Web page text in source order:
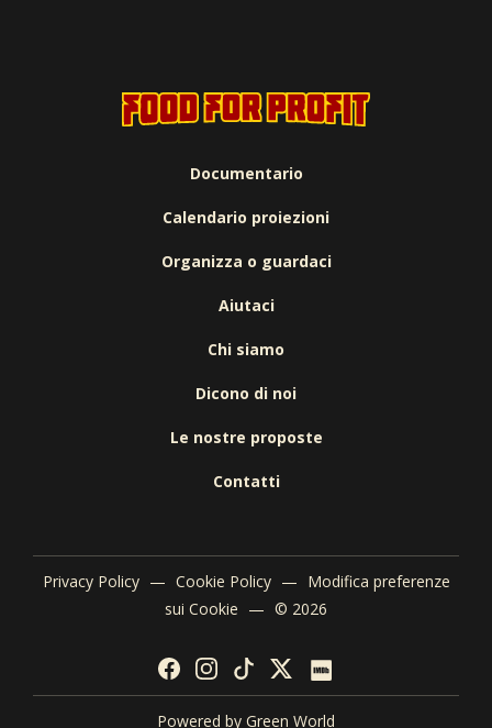
Documentario
Calendario proiezioni
Organizza o guardaci
Aiutaci
Chi siamo
Dicono di noi
Le nostre proposte
Contatti
Privacy Policy — Cookie Policy — Modifica preferenze
sui Cookie — © 2026
Powered by Green World